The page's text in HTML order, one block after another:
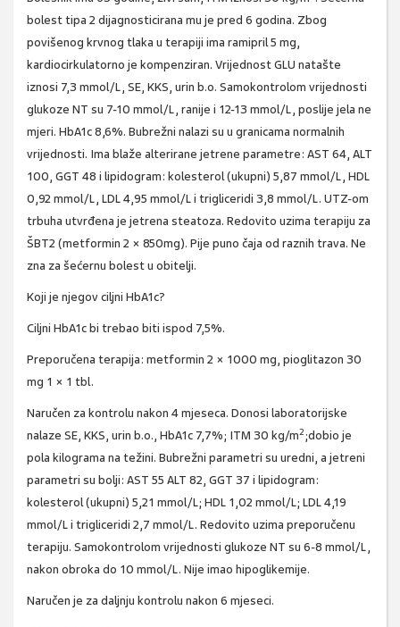
bolest tipa 2 dijagnosticirana mu je pred 6 godina. Zbog
povišenog krvnog tlaka u terapiji ima ramipril 5 mg,
kardiocirkulatorno je kompenziran. Vrijednost GLU natašte
iznosi 7,3 mmol/L, SE, KKS, urin b.o. Samokontrolom vrijednosti
glukoze NT su 7-10 mmol/L, ranije i 12-13 mmol/L, poslije jela ne
mjeri. HbA1c 8,6%. Bubrežni nalazi su u granicama normalnih
vrijednosti. Ima blaže alterirane jetrene parametre: AST 64, ALT
100, GGT 48 i lipidogram: kolesterol (ukupni) 5,87 mmol/L, HDL
0,92 mmol/L, LDL 4,95 mmol/L i trigliceridi 3,8 mmol/L. UTZ-om
trbuha utvrđena je jetrena steatoza. Redovito uzima terapiju za
ŠBT2 (metformin 2 × 850mg). Pije puno čaja od raznih trava. Ne
zna za šećernu bolest u obitelji.
Koji je njegov ciljni HbA1c?
Ciljni HbA1c bi trebao biti ispod 7,5%.
Preporučena terapija: metformin 2 × 1000 mg, pioglitazon 30
mg 1 × 1 tbl.
Naručen za kontrolu nakon 4 mjeseca. Donosi laboratorijske
nalaze SE, KKS, urin b.o., HbA1c 7,7%; ITM 30 kg/m2;dobio je
pola kilograma na težini. Bubrežni parametri su uredni, a jetreni
parametri su bolji: AST 55 ALT 82, GGT 37 i lipidogram:
kolesterol (ukupni) 5,21 mmol/L; HDL 1,02 mmol/L; LDL 4,19
mmol/L i trigliceridi 2,7 mmol/L. Redovito uzima preporučenu
terapiju. Samokontrolom vrijednosti glukoze NT su 6-8 mmol/L,
nakon obroka do 10 mmol/L. Nije imao hipoglikemije.
Naručen je za daljnju kontrolu nakon 6 mjeseci.